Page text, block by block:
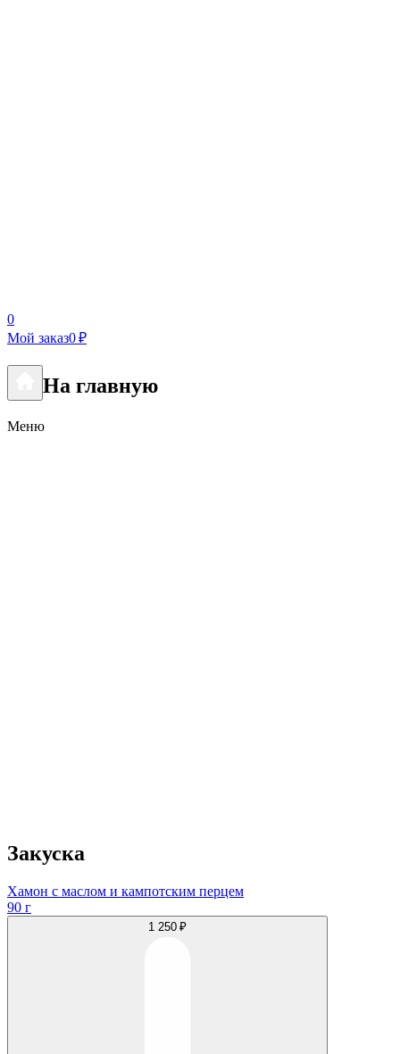
0
Мой заказ0 ₽
На главную
Меню
Закуска
Хамон с маслом и кампотским перцем
90 г
1 250 ₽